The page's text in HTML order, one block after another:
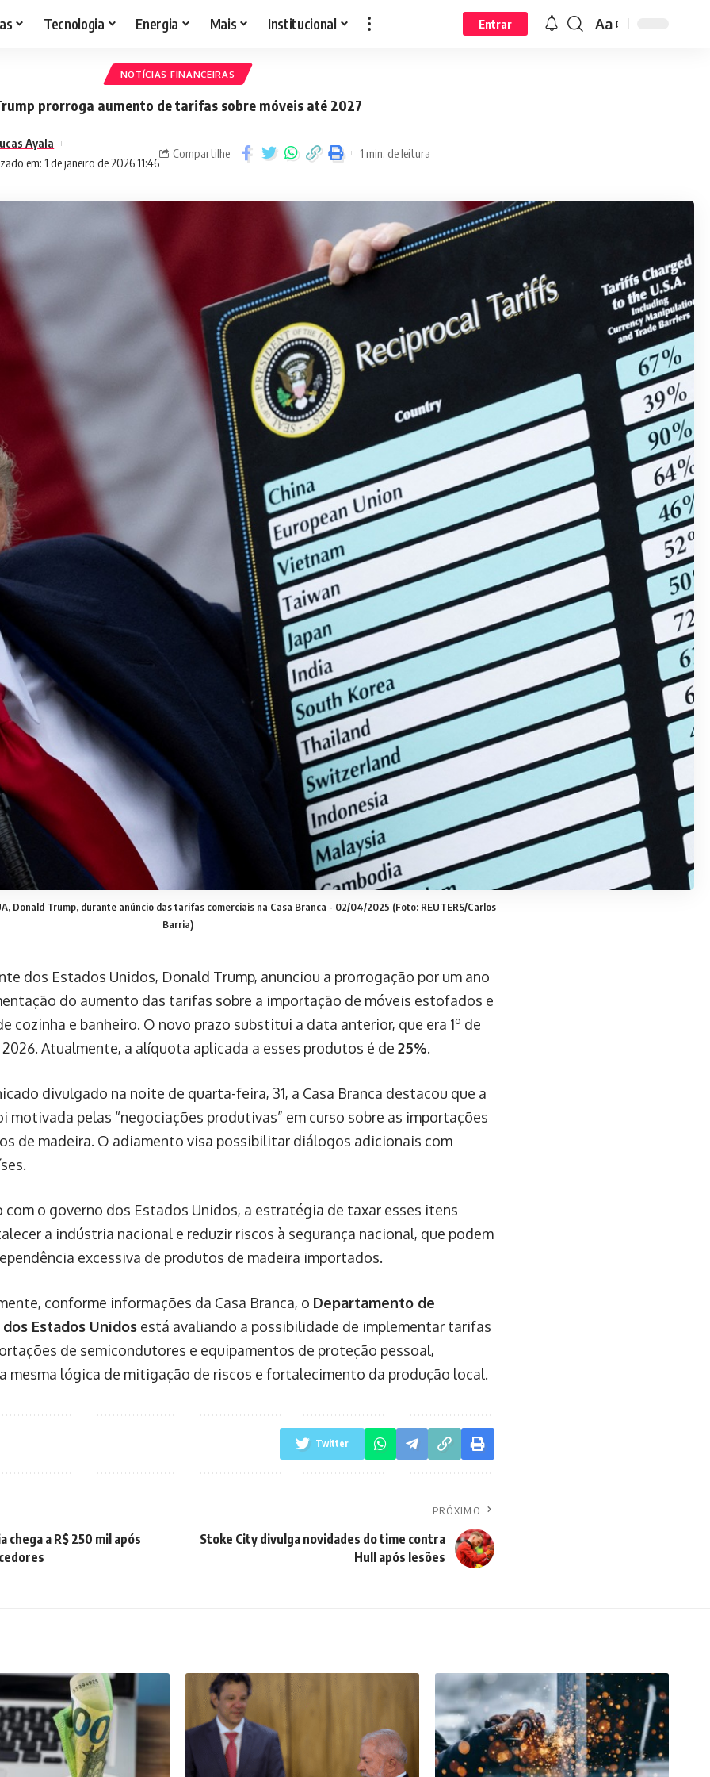
Tecnologia Energia Mais Institucional Entrar Aa
NOTÍCIAS FINANCEIRAS
prorroga aumento de tarifas sobre móveis até 2027
em: 1 de janeiro de 2026 11:46
Ayala
Compartilhe 1 min. de leitura
Donald Trump, durante anúncio das tarifas comerciais na Casa Branca - 02/04/2025 (Foto: REUTERS/Carlos
Barria)
dos Estados Unidos, Donald Trump, anunciou a prorrogação por um ano
do aumento das tarifas sobre a importação de móveis estofados e
cozinha e banheiro. O novo prazo substitui a data anterior, que era 1º de
Atualmente, a alíquota aplicada a esses produtos é de 25%.
divulgado na noite de quarta-feira, 31, a Casa Branca destacou que a
motivada pelas “negociações produtivas” em curso sobre as importações
de madeira. O adiamento visa possibilitar diálogos adicionais com
com o governo dos Estados Unidos, a estratégia de taxar esses itens
a indústria nacional e reduzir riscos à segurança nacional, que podem
excessiva de produtos de madeira importados.
conforme informações da Casa Branca, o Departamento de
Estados Unidos está avaliando a possibilidade de implementar tarifas
de semicondutores e equipamentos de proteção pessoal,
mesma lógica de mitigação de riscos e fortalecimento da produção local.
Twitter
chega a R$ 250 mil após
PRÓXIMO
Stoke City divulga novidades do time contra
Hull após lesões